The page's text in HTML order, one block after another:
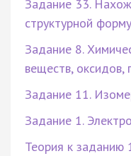
Задание 33.
структурной
Задание 8.
веществ, оксидов,
Задание 11.
Задание 1.
Теория к заданию